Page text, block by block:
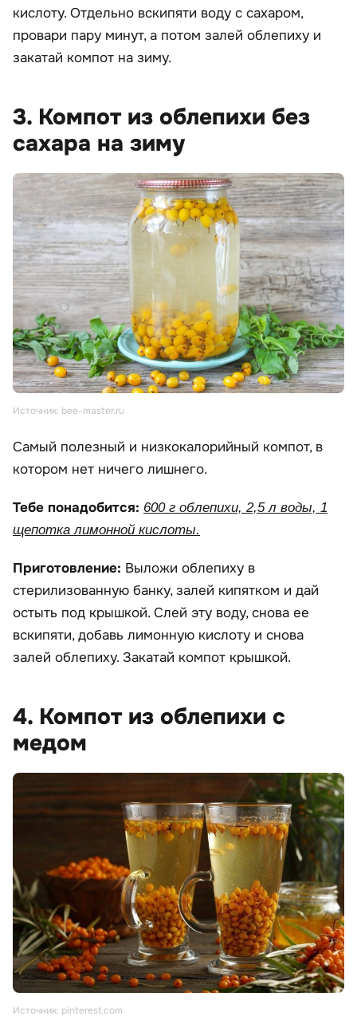
кислоту. Отдельно вскипяти воду с сахаром,
провари пару минут, а потом залей облепиху и
закатай компот на зиму.
3. Компот из облепихи без
сахара на зиму
Источник: bee-master.ru
Самый полезный и низкокалорийный компот, в
котором нет ничего лишнего.
Тебе понадобится: 600 г облепихи, 2,5 л воды, 1
щепотка лимонной кислоты.
Приготовление: Выложи облепиху в
стерилизованную банку, залей кипятком и дай
остыть под крышкой. Слей эту воду, снова ее
вскипяти, добавь лимонную кислоту и снова
залей облепиху. Закатай компот крышкой.
4. Компот из облепихи с
медом
Источник: pinterest.com